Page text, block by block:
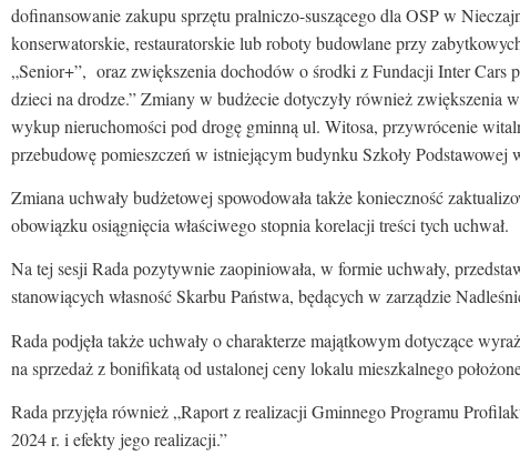
dofinansowanie zakupu sprzętu pralniczo-suszącego dla OSP w
konserwatorskie, restauratorskie lub roboty budowlane przy
„Senior+”, oraz zwiększenia dochodów o środki z Fundacji Inter Cars
dzieci na drodze.” Zmiany w budżecie dotyczyły również
wykup nieruchomości pod drogę gminną ul. Witosa, przywrócenie
przebudowę pomieszczeń w istniejącym budynku Szkoły Podstawowej
Zmiana uchwały budżetowej spowodowała także konieczność
obowiązku osiągnięcia właściwego stopnia korelacji treści tych uchwał.
Na tej sesji Rada pozytywnie zaopiniowała, w formie uchwały,
stanowiących własność Skarbu Państwa, będących w zarządzie
Rada podjęła także uchwały o charakterze majątkowym dotyczące
na sprzedaż z bonifikatą od ustalonej ceny lokalu mieszkalnego
Rada przyjęła również „Raport z realizacji Gminnego Programu
2024 r. i efekty jego realizacji.”